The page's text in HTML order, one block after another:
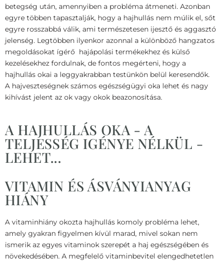
betegség után, amennyiben a probléma átmeneti. Azonban
egyre többen tapasztalják, hogy a hajhullás nem múlik el, sőt
egyre rosszabbá válik, ami természetesen ijesztő és aggasztó
jelenség. Legtöbben ilyenkor azonnal a különböző hangzatos
megoldásokat ígérő hajápolási termékekhez és külső
kezelésekhez fordulnak, de fontos megérteni, hogy a
hajhullás okai a leggyakrabban testünkön belül keresendők.
A hajveszteségnek számos egészségügyi oka lehet és nagy
kihívást jelent az ok vagy okok beazonosítása.
A HAJHULLÁS OKA - A
TELJESSÉG IGÉNYE NÉLKÜL -
LEHET...
VITAMIN ÉS ÁSVÁNYIANYAG
HIÁNY
A vitaminhiány okozta hajhullás komoly probléma lehet,
amely gyakran figyelmen kívül marad, mivel sokan nem
ismerik az egyes vitaminok szerepét a haj egészségében és
növekedésében. A megfelelő vitaminbevitel elengedhetetlen